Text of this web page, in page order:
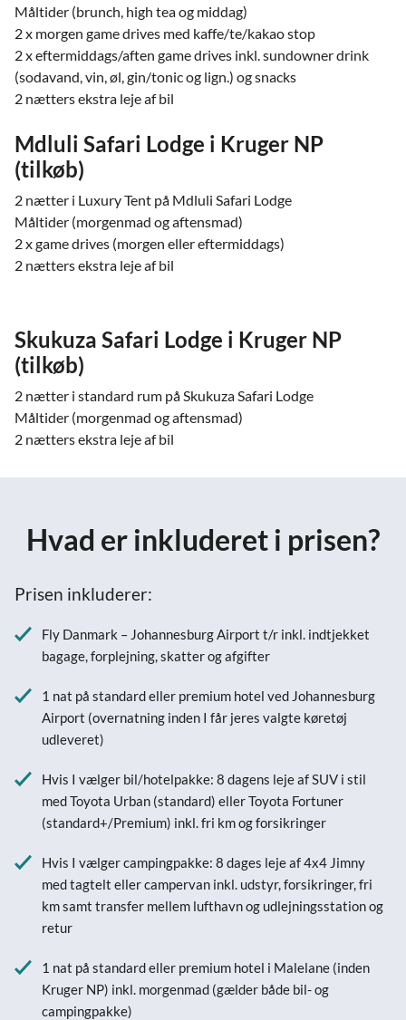
Måltider (brunch, high tea og middag)
2 x morgen game drives med kaffe/te/kakao stop
2 x eftermiddags/aften game drives inkl. sundowner drink
(sodavand, vin, øl, gin/tonic og lign.) og snacks
2 nætters ekstra leje af bil
Mdluli Safari Lodge i Kruger NP
(tilkøb)
2 nætter i Luxury Tent på Mdluli Safari Lodge
Måltider (morgenmad og aftensmad)
2 x game drives (morgen eller eftermiddags)
2 nætters ekstra leje af bil
Skukuza Safari Lodge i Kruger NP
(tilkøb)
2 nætter i standard rum på Skukuza Safari Lodge
Måltider (morgenmad og aftensmad)
2 nætters ekstra leje af bil
Hvad er inkluderet i prisen?
Prisen inkluderer:
Fly Danmark – Johannesburg Airport t/r inkl. indtjekket
bagage, forplejning, skatter og afgifter
1 nat på standard eller premium hotel ved Johannesburg
Airport (overnatning inden I får jeres valgte køretøj
udleveret)
Hvis I vælger bil/hotelpakke: 8 dagens leje af SUV i stil
med Toyota Urban (standard) eller Toyota Fortuner
(standard+/Premium) inkl. fri km og forsikringer
Hvis I vælger campingpakke: 8 dages leje af 4x4 Jimny
med tagtelt eller campervan inkl. udstyr, forsikringer, fri
km samt transfer mellem lufthavn og udlejningsstation og
retur
1 nat på standard eller premium hotel i Malelane (inden
Kruger NP) inkl. morgenmad (gælder både bil- og
campingpakke)